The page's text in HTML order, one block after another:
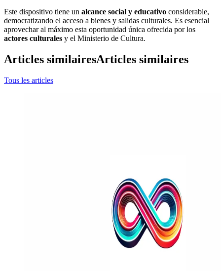
Este dispositivo tiene un alcance social y educativo considerable,
democratizando el acceso a bienes y salidas culturales. Es esencial
aprovechar al máximo esta oportunidad única ofrecida por los
actores culturales y el Ministerio de Cultura.
Articles similairesArticles similaires
Tous les articles